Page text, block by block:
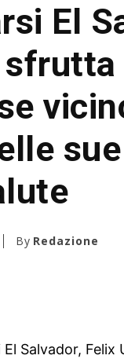
El
sue
By Redazione
Salvador,